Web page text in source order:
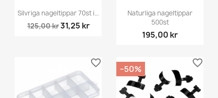
Silvriga nageltippar 70st i...
125,00 kr31,25 kr
Naturliga nageltippar
500st
195,00 kr
favorite_border
−50%
favorite_border